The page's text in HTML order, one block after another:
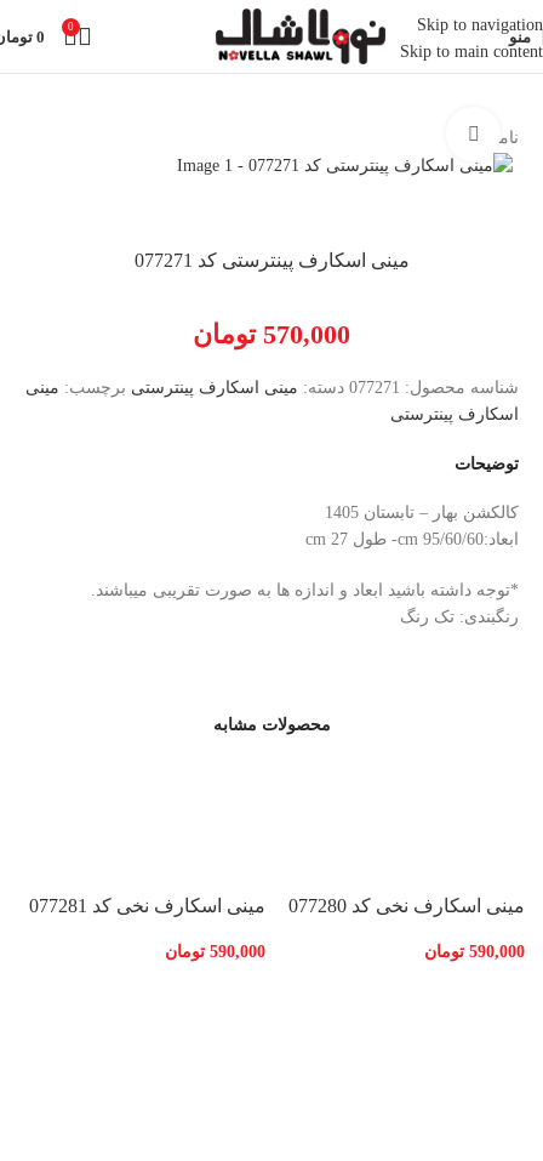
Skip to navigation
Skip to main content
منو
0
0
خانه مینی اسکارف پینترستی
ناموجود
مینی اسکارف پینترستی کد 077271
570,000 تومان
شناسه محصول: 077271 دسته: مینی اسکارف پینترستی برچسب: مینی
اسکارف پینترستی
توضیحات
کالکشن بهار – تابستان 1405
ابعاد:95/60/60 cm- طول 27 cm
*توجه داشته باشید ابعاد و اندازه ها به صورت تقریبی میباشند.
رنگبندی: تک رنگ
محصولات مشابه
مینی اسکارف نخی کد 077280
590,000 تومان
مینی اسکارف نخی کد 077281
590,000 تومان